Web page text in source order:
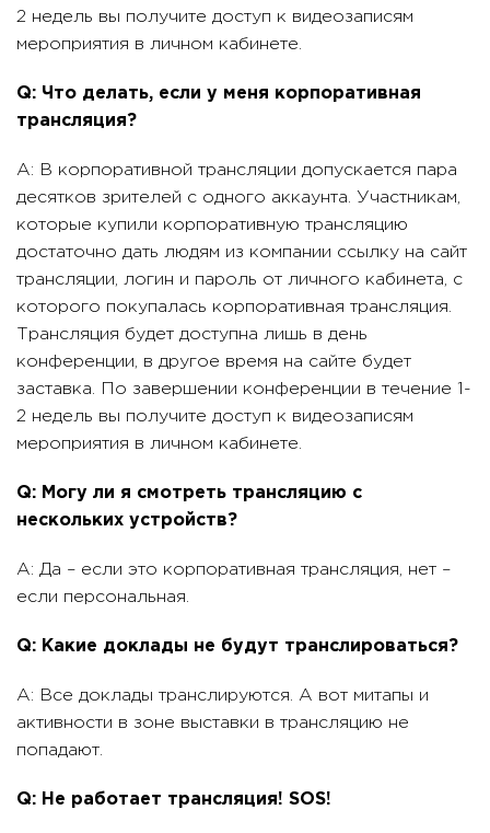
2 недель вы получите доступ к видеозаписям
мероприятия в личном кабинете.
Q: Что делать, если у меня корпоративная
трансляция?
A: В корпоративной трансляции допускается пара
десятков зрителей с одного аккаунта. Участникам,
которые купили корпоративную трансляцию
достаточно дать людям из компании ссылку на сайт
трансляции, логин и пароль от личного кабинета, с
которого покупалась корпоративная трансляция.
Трансляция будет доступна лишь в день
конференции, в другое время на сайте будет
заставка. По завершении конференции в течение 1-
2 недель вы получите доступ к видеозаписям
мероприятия в личном кабинете.
Q: Могу ли я смотреть трансляцию с
нескольких устройств?
A: Да – если это корпоративная трансляция, нет –
если персональная.
Q: Какие доклады не будут транслироваться?
A: Все доклады транслируются. А вот митапы и
активности в зоне выставки в трансляцию не
попадают.
Q: Не работает трансляция! SOS!